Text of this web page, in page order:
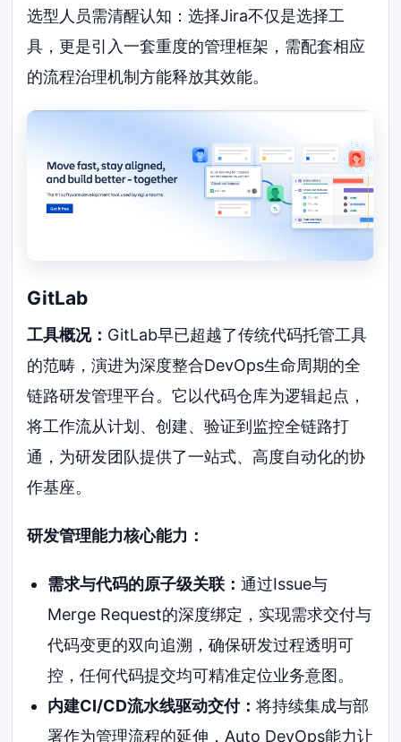
选型人员需清醒认知：选择Jira不仅是选择工
具，更是引入一套重度的管理框架，需配套相应
的流程治理机制方能释放其效能。
GitLab
工具概况： GitLab早已超越了传统代码托管工具
的范畴，演进为深度整合DevOps生命周期的全
链路研发管理平台。它以代码仓库为逻辑起点，
将工作流从计划、创建、验证到监控全链路打
通，为研发团队提供了一站式、高度自动化的协
作基座。
研发管理能力核心能力：
需求与代码的原子级关联： 通过Issue与
Merge Request的深度绑定，实现需求交付与
代码变更的双向追溯，确保研发过程透明可
控，任何代码提交均可精准定位业务意图。
内建CI/CD流水线驱动交付： 将持续集成与部
署作为管理流程的延伸，Auto DevOps能力让